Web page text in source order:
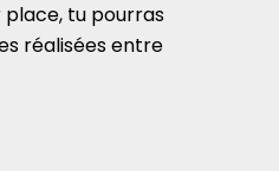
place, tu pourras
réalisées entre